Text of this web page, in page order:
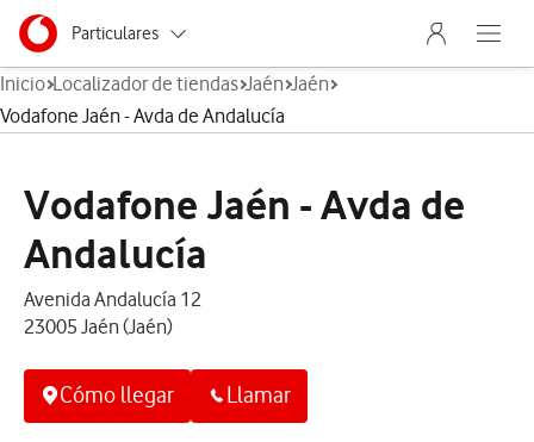
Ir a la pagina principal de vodafone.es
Menu navegación Segmento
Particulares
Autónomos
Grandes empresas
Menu
Abre el
Inicio Localizador de tiendas Jaén Jaén
Vodafone Jaén - Avda de Andalucía
Vodafone Jaén - Avda de
Andalucía
Avenida Andalucía 12
23005 Jaén (Jaén)
Cómo llegar Llamar